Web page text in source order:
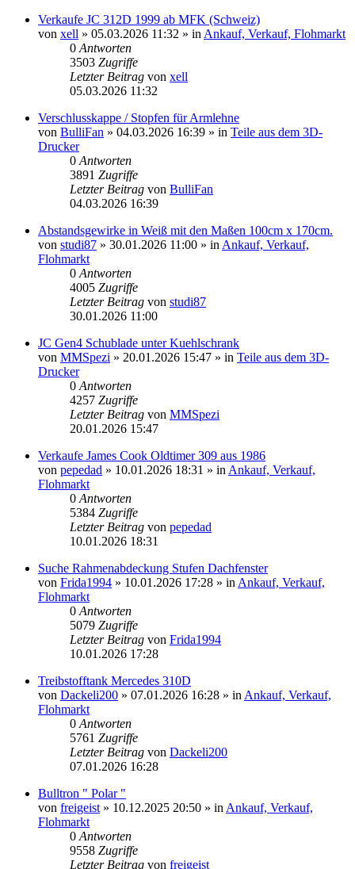
Verkaufe JC 312D 1999 ab MFK (Schweiz)
von xell » 05.03.2026 11:32 » in Ankauf, Verkauf, Flohmarkt
0 Antworten
3503 Zugriffe
Letzter Beitrag von xell
05.03.2026 11:32
Verschlusskappe / Stopfen für Armlehne
von BulliFan » 04.03.2026 16:39 » in Teile aus dem 3D-
Drucker
0 Antworten
3891 Zugriffe
Letzter Beitrag von BulliFan
04.03.2026 16:39
Abstandsgewirke in Weiß mit den Maßen 100cm x 170cm.
von studi87 » 30.01.2026 11:00 » in Ankauf, Verkauf,
Flohmarkt
0 Antworten
4005 Zugriffe
Letzter Beitrag von studi87
30.01.2026 11:00
JC Gen4 Schublade unter Kuehlschrank
von MMSpezi » 20.01.2026 15:47 » in Teile aus dem 3D-
Drucker
0 Antworten
4257 Zugriffe
Letzter Beitrag von MMSpezi
20.01.2026 15:47
Verkaufe James Cook Oldtimer 309 aus 1986
von pepedad » 10.01.2026 18:31 » in Ankauf, Verkauf,
Flohmarkt
0 Antworten
5384 Zugriffe
Letzter Beitrag von pepedad
10.01.2026 18:31
Suche Rahmenabdeckung Stufen Dachfenster
von Frida1994 » 10.01.2026 17:28 » in Ankauf, Verkauf,
Flohmarkt
0 Antworten
5079 Zugriffe
Letzter Beitrag von Frida1994
10.01.2026 17:28
Treibstofftank Mercedes 310D
von Dackeli200 » 07.01.2026 16:28 » in Ankauf, Verkauf,
Flohmarkt
0 Antworten
5761 Zugriffe
Letzter Beitrag von Dackeli200
07.01.2026 16:28
Bulltron " Polar "
von freigeist » 10.12.2025 20:50 » in Ankauf, Verkauf,
Flohmarkt
0 Antworten
9558 Zugriffe
Letzter Beitrag von freigeist